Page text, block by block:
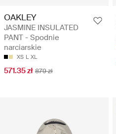
OAKLEY
JASMINE INSULATED
PANT - Spodnie
narciarskie
XS L XL
571.35 zł 879 zł